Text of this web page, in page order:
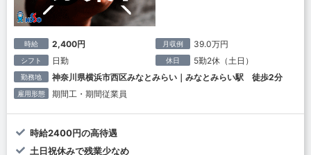
時給 2,400円 月収例 39.0万円
シフト 日勤 休日 5勤2休（土日）
勤務地 神奈川県横浜市西区みなとみらい｜みなとみらい駅 徒歩2分
雇用形態 期間工・期間従業員
時給2400円の高待遇
土日祝休みで残業少なめ